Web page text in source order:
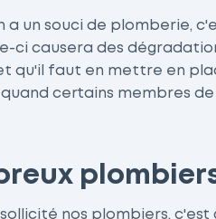
a un souci de plomberie,
ci causera des
qu'il faut en mettre en
certains membres
nos plombiers,